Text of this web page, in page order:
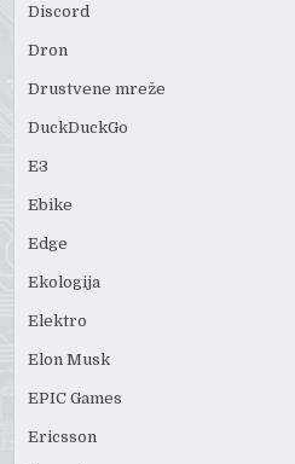
Discord
Dron
Drustvene mreže
DuckDuckGo
E3
Ebike
Edge
Ekologija
Elektro
Elon Musk
EPIC Games
Ericsson